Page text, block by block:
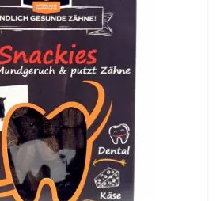
Terra Canis
TubiDog Wolfsblut